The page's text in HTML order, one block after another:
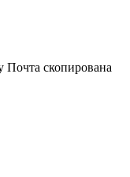
Почта скопирована